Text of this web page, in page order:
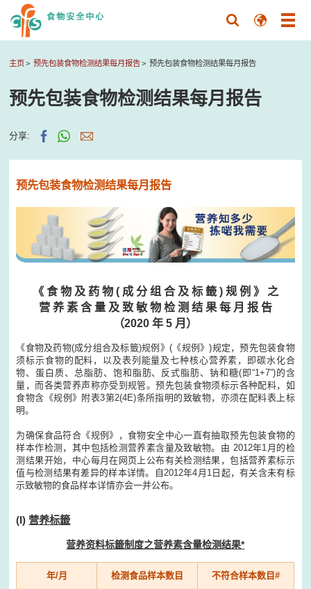
主页 预先包装食物检测结果每月报告 预先包装食物检测结果每月报告
预先包装食物检测结果每月报告
分享:
预先包装食物检测结果每月报告
《 食 物 及 药 物 ( 成 分 组 合 及 标 籤 ) 规 例 》 之
营 养 素 含 量 及 致 敏 物 检 测 结 果 每 月 报 告
（2020 年 5 月）
《食物及药物(成分组合及标籤)规例》(《规例》)规定，预先包装食物
须标示食物的配料，以及表列能量及七种核心营养素，即碳水化合
物、蛋白质、总脂肪、饱和脂肪、反式脂肪、钠和糖(即“1+7”)的含
量，而各类营养声称亦受到规管。预先包装食物须标示各种配料，如
食物含《规例》附表3第2(4E)条所指明的致敏物，亦须在配料表上标
明。
为确保食品符合《规例》，食物安全中心一直有抽取预先包装食物的
样本作检测，其中包括检测营养素含量及致敏物。由 2012年1月的检
测结果开始，中心每月在网页上公布有关检测结果，包括营养素标示
值与检测结果有差异的样本详情。自2012年4月1日起，有关含未有标
示致敏物的食品样本详情亦会一并公布。
(I) 营养标籤
营养资料标籤制度之营养素含量检测结果*
年/月 检测食品样本数目 不符合样本数目#